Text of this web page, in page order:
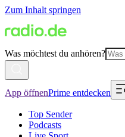
Zum Inhalt springen
Was möchtest du anhören?
App öffnenPrime entdecken
Top Sender
Podcasts